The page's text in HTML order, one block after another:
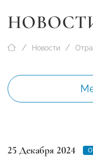
Новости
25 Декабря 2024